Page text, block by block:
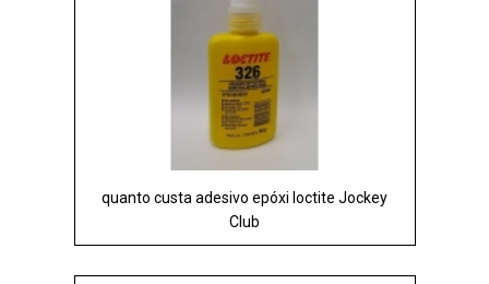
quanto custa adesivo epóxi loctite Jockey
Club